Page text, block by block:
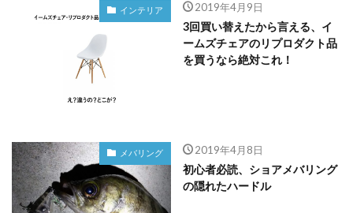
インテリア 2019年4月9日
3回買い替えたから言える、イ
ームズチェアのリプロダクト品
を買うなら絶対これ！
メバリング 2019年4月8日
初心者必読、ショアメバリング
の隠れたハードル